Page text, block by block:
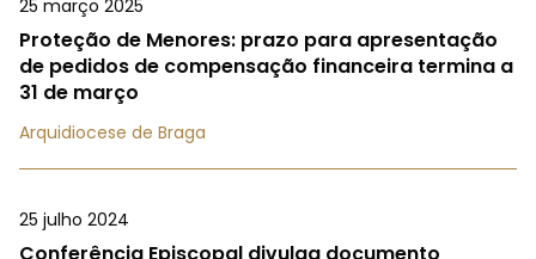
25 março 2025
Proteção de Menores: prazo para apresentação
de pedidos de compensação financeira termina a
31 de março
Arquidiocese de Braga
25 julho 2024